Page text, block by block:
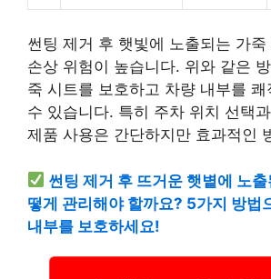
썬팅 제거 후 햇빛에 노출되는 가죽
손상 위험이 높습니다. 위와 같은
죽 시트를 보호하고 차량 내부를
수 있습니다. 특히 주차 위치 선택
제품 사용은 간단하지만 효과적인
썬팅 제거 후 뜨거운 햇볕에 노
떻게 관리해야 할까요? 5가지 방법
내부를 보호하세요!